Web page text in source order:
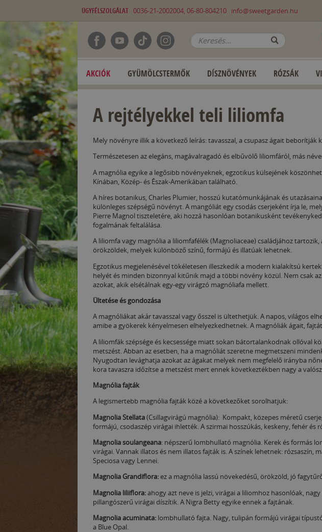
ÜGYFÉLSZOLGÁLAT 0036-21-2002004, 06-80-804210 info@sweetgarden.hu
AKCIÓK GYÜMÖLCSTERMŐK DÍSZNÖVÉNYEK RÓZSÁK
A rejtélyekkel teli liliomfa
Mely növényre illik a következő leírás: tavasszal, a csupasz ágait
Természetesen az elegáns, magávalragadó és elbűvölő liliomfáról, más
A magnólia egyike a legősibb növényeknek, egzotikus külsejének
Kínában, Közép- és Észak-Amerikában található.
A híres botanikus, Charles Plumier, hosszú kutatómunkájának és
különleges szépségű növényt. A mangóliát egy csodás cserjeként írja le,
Pierre Magnol tiszteletére, aki hozzá hasonlóan botanikusként
fogalmának feltalálása.
A liliomfa vagy magnólia a liliomfafélék (Magnoliaceae) családjához
örökzöldek, melyek különböző színű, formájú és illatúak lehetnek.
Egzotikus megjelenésével tökéletesen illeszkedik a modern kialakítsú
helyét és minden bizonnyal kitűnik majd a többi növény közül. Nem csak
azokat, akik elsétálnak egy-egy virágzó magnóliafa mellett.
Ültetése és gondozása
A magnóliákat akár tavasszal vagy ősszel is ültethetjük. A napos, világos
amibe a gyökerek kényelmesen elhelyezkedhetnek. A magnóliák ágait,
A liliomfák szépsége és kecsessége miatt sokan bátortalankodnak ollóval
metszést. Abban az esetben, ha a magnóliát szeretne megmetszeni
Nyugodtan levághatja azokat az ágakat melyek nem megfelelő irányba
kora tavaszra időzítse a metszést mert ennek következtékben nagy a
Magnólia fajták
A legismertebb magnólia fajták közé a következőket sorolhatjuk:
Magnolia Stellata(Csillagvirágú magnólia): Kompakt, közepes méretű
formájú, csodaszép virágai ihlették. A szirmai hosszúkás, keskeny, fehér
Magnolia soulangeana: népszerű lombhullató magnólia. Kerek és formás
virágai. Vannak illatos és nem illatos fajták is. A színek lehetnek:
Speciosa vagy Lennei.
Magnolia Grandiflora:ez a magnólia lassú növekedésű, örökzöld, jó
Magnolia liliiflora:ahogy azt neve is jelzi, virágai a liliomhoz hasonlóak,
pillangószerű virágai díszítik. A Nigra Betty egyike ennek a fajtának.
Magnolia acuminata: lombhullató fajta. Nagy, tulipán formájú virágai
a Blue Opal.